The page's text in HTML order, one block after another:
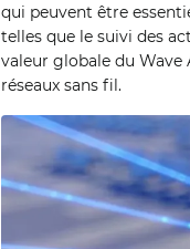
qui peuvent être
telles que le suivi des
valeur globale du
réseaux sans fil.